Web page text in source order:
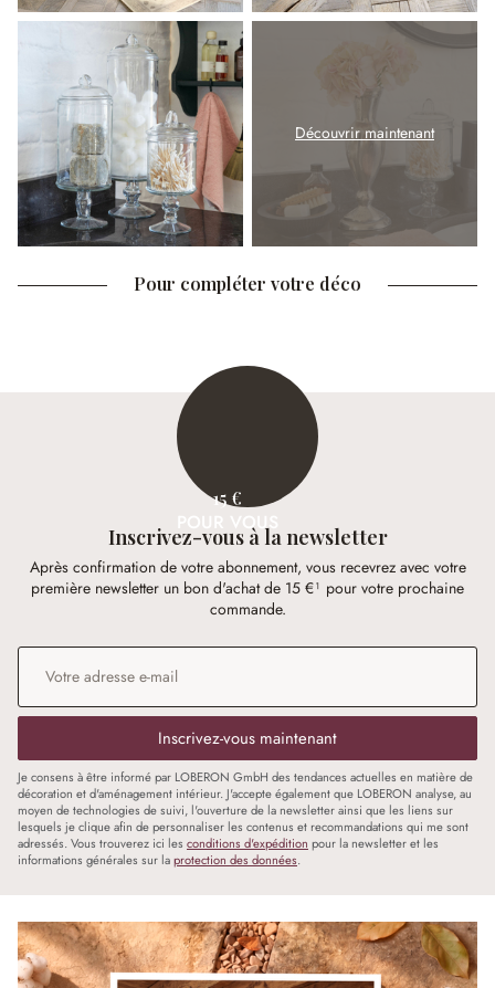
Découvrir maintenant
Pour compléter votre déco
15 €
POUR VOUS
Inscrivez-vous à la newsletter
Après confirmation de votre abonnement, vous recevrez avec votre
première newsletter un bon d'achat de 15 €¹ pour votre prochaine
commande.
Adresse e-mail
Inscrivez-vous maintenant
Je consens à être informé par LOBERON GmbH des tendances actuelles en matière de
décoration et d'aménagement intérieur. J'accepte également que LOBERON analyse, au
moyen de technologies de suivi, l'ouverture de la newsletter ainsi que les liens sur
lesquels je clique afin de personnaliser les contenus et recommandations qui me sont
adressés. Vous trouverez ici les conditions d'expédition pour la newsletter et les
informations générales sur laprotection des données.